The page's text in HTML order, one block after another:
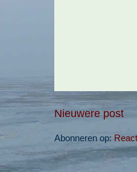
Nieuwere post
Abonneren op: